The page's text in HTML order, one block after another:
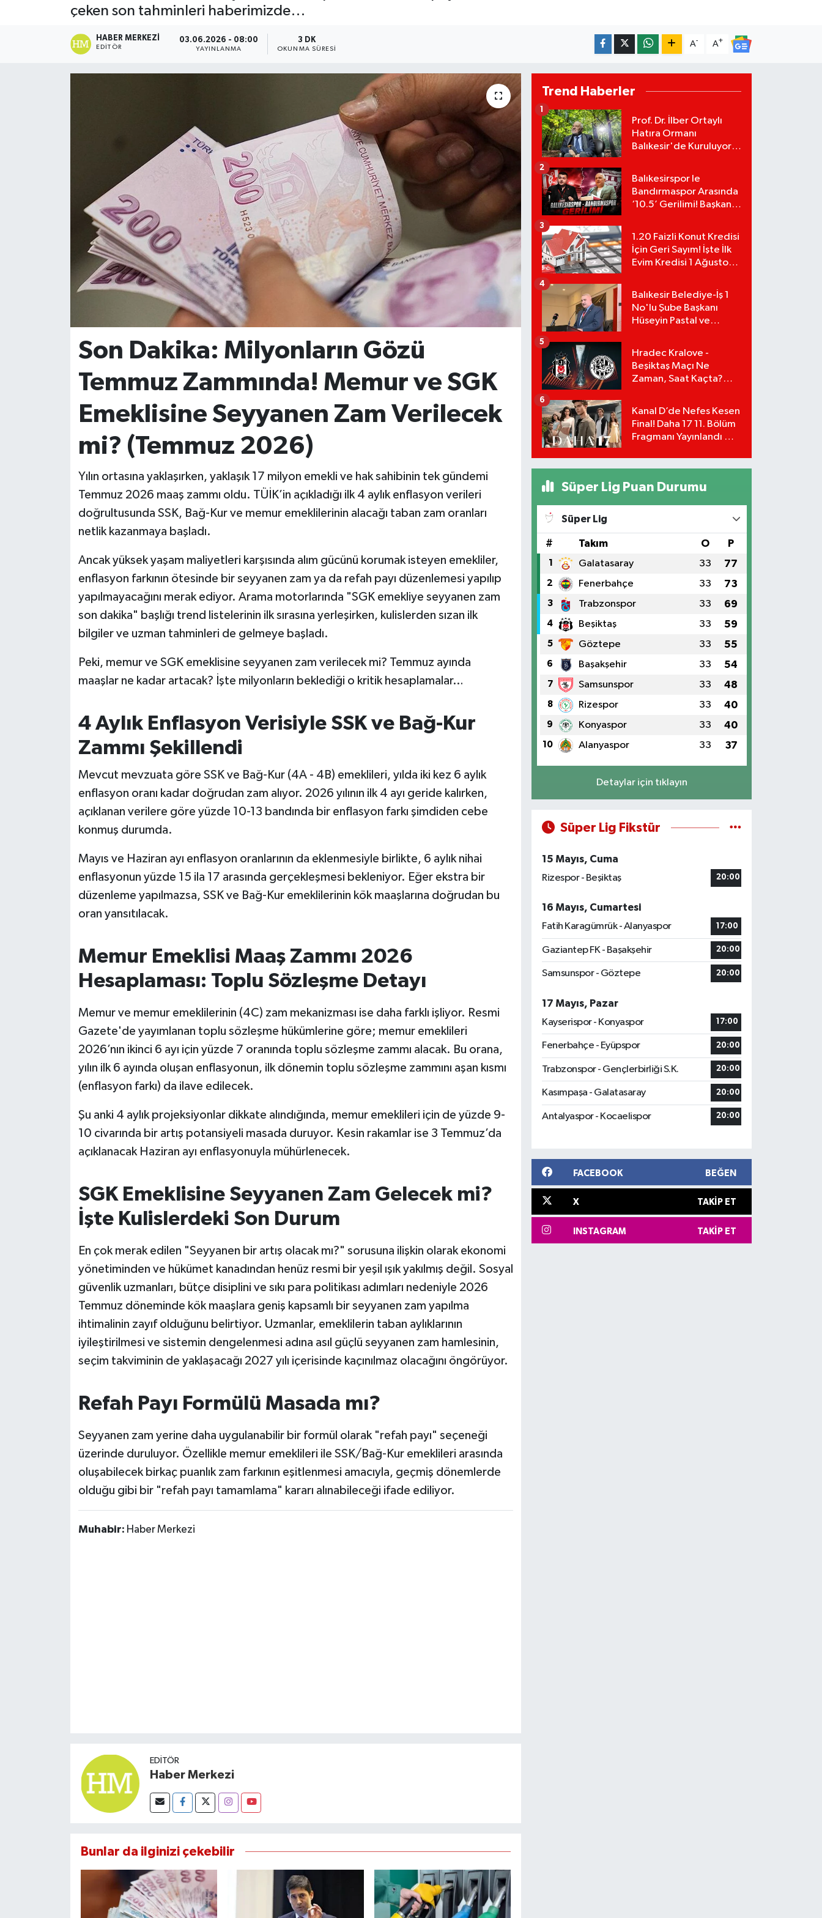
çeken son tahminleri haberimizde…
HABER MERKEZI
EDITÖR
03.06.2026 - 08:00
YAYINLANMA
3 DK
OKUNMA SÜRESI
A- A+
Son Dakika: Milyonların Gözü
Temmuz Zammında! Memur ve SGK
Emeklisine Seyyanen Zam Verilecek
mi? (Temmuz 2026)
Yılın ortasına yaklaşırken, yaklaşık 17 milyon emekli ve hak sahibinin tek gündemi
Temmuz 2026 maaş zammı oldu. TÜİK’in açıkladığı ilk 4 aylık enflasyon verileri
doğrultusunda SSK, Bağ-Kur ve memur emeklilerinin alacağı taban zam oranları
netlik kazanmaya başladı.
Ancak yüksek yaşam maliyetleri karşısında alım gücünü korumak isteyen emekliler,
enflasyon farkının ötesinde bir seyyanen zam ya da refah payı düzenlemesi yapılıp
yapılmayacağını merak ediyor. Arama motorlarında "SGK emekliye seyyanen zam
son dakika" başlığı trend listelerinin ilk sırasına yerleşirken, kulislerden sızan ilk
bilgiler ve uzman tahminleri de gelmeye başladı.
Peki, memur ve SGK emeklisine seyyanen zam verilecek mi? Temmuz ayında
maaşlar ne kadar artacak? İşte milyonların beklediği o kritik hesaplamalar…
4 Aylık Enflasyon Verisiyle SSK ve Bağ-Kur
Zammı Şekillendi
Mevcut mevzuata göre SSK ve Bağ-Kur (4A - 4B) emeklileri, yılda iki kez 6 aylık
enflasyon oranı kadar doğrudan zam alıyor. 2026 yılının ilk 4 ayı geride kalırken,
açıklanan verilere göre yüzde 10-13 bandında bir enflasyon farkı şimdiden cebe
konmuş durumda.
Mayıs ve Haziran ayı enflasyon oranlarının da eklenmesiyle birlikte, 6 aylık nihai
enflasyonun yüzde 15 ila 17 arasında gerçekleşmesi bekleniyor. Eğer ekstra bir
düzenleme yapılmazsa, SSK ve Bağ-Kur emeklilerinin kök maaşlarına doğrudan bu
oran yansıtılacak.
Memur Emeklisi Maaş Zammı 2026
Hesaplaması: Toplu Sözleşme Detayı
Memur ve memur emeklilerinin (4C) zam mekanizması ise daha farklı işliyor. Resmi
Gazete'de yayımlanan toplu sözleşme hükümlerine göre; memur emeklileri
2026’nın ikinci 6 ayı için yüzde 7 oranında toplu sözleşme zammı alacak. Bu orana,
yılın ilk 6 ayında oluşan enflasyonun, ilk dönemin toplu sözleşme zammını aşan kısmı
(enflasyon farkı) da ilave edilecek.
Şu anki 4 aylık projeksiyonlar dikkate alındığında, memur emeklileri için de yüzde 9-
10 civarında bir artış potansiyeli masada duruyor. Kesin rakamlar ise 3 Temmuz’da
açıklanacak Haziran ayı enflasyonuyla mühürlenecek.
SGK Emeklisine Seyyanen Zam Gelecek mi?
İşte Kulislerdeki Son Durum
En çok merak edilen "Seyyanen bir artış olacak mı?" sorusuna ilişkin olarak ekonomi
yönetiminden ve hükümet kanadından henüz resmi bir yeşil ışık yakılmış değil. Sosyal
güvenlik uzmanları, bütçe disiplini ve sıkı para politikası adımları nedeniyle 2026
Temmuz döneminde kök maaşlara geniş kapsamlı bir seyyanen zam yapılma
ihtimalinin zayıf olduğunu belirtiyor. Uzmanlar, emeklilerin taban aylıklarının
iyileştirilmesi ve sistemin dengelenmesi adına asıl güçlü seyyanen zam hamlesinin,
seçim takviminin de yaklaşacağı 2027 yılı içerisinde kaçınılmaz olacağını öngörüyor.
Refah Payı Formülü Masada mı?
Seyyanen zam yerine daha uygulanabilir bir formül olarak "refah payı" seçeneği
üzerinde duruluyor. Özellikle memur emeklileri ile SSK/Bağ-Kur emeklileri arasında
oluşabilecek birkaç puanlık zam farkının eşitlenmesi amacıyla, geçmiş dönemlerde
olduğu gibi bir "refah payı tamamlama" kararı alınabileceği ifade ediliyor.
Muhabir: Haber Merkezi
EDITÖR
Haber Merkezi
Bunlar da ilginizi çekebilir
Trend Haberler
Prof. Dr. İlber Ortaylı
Hatıra Ormanı
Balıkesir'de Kuruluyor!
1
Balıkesirspor le
Bandırmaspor Arasında
‘10.5’ Gerilimi! Başkan
Tepki!
2
1.20 Faizli Konut Kredisi
İçin Geri Sayım! İşte İlk
Evim Kredisi 1 Ağustos
Hesaplama Tablosu:
3
Balıkesir Belediye-İş 1
No'lu Şube Başkanı
Hüseyin Pastal ve
4
Hradec Kralove -
Beşiktaş Maçı Ne
Zaman, Saat Kaçta?
Detayları!
5
Kanal D’de Nefes Kesen
Final! Daha 17 11. Bölüm
Fragmanı Yayınlandı Mı?
6
Süper Lig Puan Durumu
Süper Lig
# Takım O P
1 Galatasaray 33 77
2 Fenerbahçe 33 73
3 Trabzonspor 33 69
4 Beşiktaş 33 59
5 Göztepe 33 55
6 Başakşehir 33 54
7 Samsunspor 33 48
8 Rizespor 33 40
9 Konyaspor 33 40
10 Alanyaspor 33 37
Detaylar için tıklayın
Süper Lig Fikstür
15 Mayıs, Cuma
Rizespor - Beşiktaş
20:00
16 Mayıs, Cumartesi
Fatih Karagümrük - Alanyaspor
17:00
Gaziantep FK - Başakşehir 20:00
Samsunspor - Göztepe 20:00
17 Mayıs, Pazar
Kayserispor - Konyaspor
17:00
Fenerbahçe - Eyüpspor 20:00
Trabzonspor - Gençlerbirliği S.K. 20:00
Kasımpaşa - Galatasaray 20:00
Antalyaspor - Kocaelispor 20:00
FACEBOOK BEĞEN
X TAKIP ET
INSTAGRAM TAKIP ET
Dursunbey
Resmi İlanlar
SEYAHAT
TARİHTE BUGÜN
TEKNOLOJİ
VİZYONDAKİLER